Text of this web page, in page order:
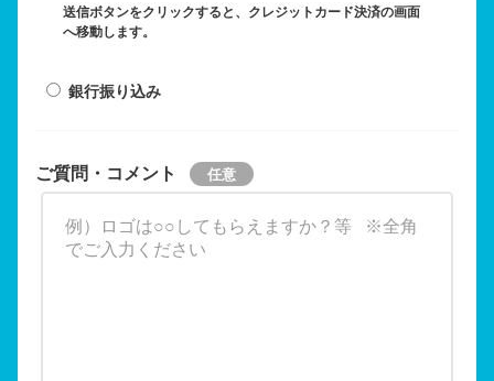
送信ボタンをクリックすると、クレジットカード決済の画面
へ移動します。
銀行振り込み
ご質問・コメント